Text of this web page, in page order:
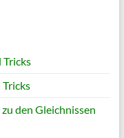
Tricks
den Gleichnissen